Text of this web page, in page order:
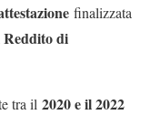
finalizzata
Reddito di
tra il 2020 e il 2022